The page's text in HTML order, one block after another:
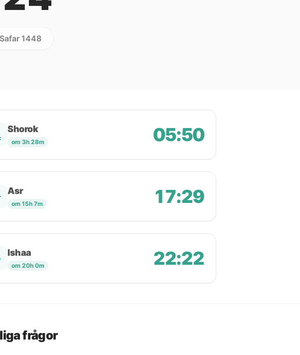
1448
Shorok
om 3h 28m 05:50
Asr
om 15h 7m 17:29
Ishaa
om 20h 0m 22:22
frågor